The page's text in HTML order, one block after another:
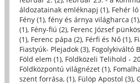
áldozatainak emléknapj (1), Fehér ló
Fény (1), fény és árnya világharca (1),
(1), Fény-fiú (2), Ferenc József
(1), Ferenc pápa (2), Férfi és Nő (1),
Fiastyúk- Plejadok (3), Fogolykiváltó
Föld elem (1), Földközeli Telihold -
Földközpontú világnézet (1),
szent forrása, (1), Fülöp Apostol (3),